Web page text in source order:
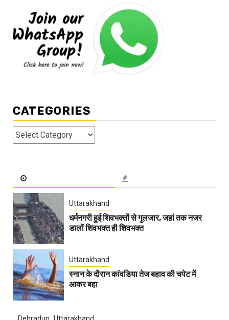
CATEGORIES
Categories
Uttarakhand
धर्मनगरी हुई शिवभक्तों से गुलजार, जहां तक नजर
डालों शिवभक्त ही शिवभक्त
Uttarakhand
स्नान के दौरान कांवडिया तेज बहाव की चपेट में
आकर बहा